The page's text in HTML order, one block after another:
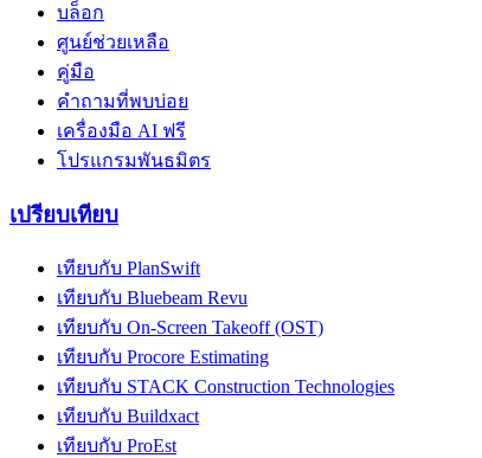
บล็อก
ศูนย์ช่วยเหลือ
คู่มือ
คำถามที่พบบ่อย
เครื่องมือ AI ฟรี
โปรแกรมพันธมิตร
เปรียบเทียบ
เทียบกับ PlanSwift
เทียบกับ Bluebeam Revu
เทียบกับ On-Screen Takeoff (OST)
เทียบกับ Procore Estimating
เทียบกับ STACK Construction Technologies
เทียบกับ Buildxact
เทียบกับ ProEst